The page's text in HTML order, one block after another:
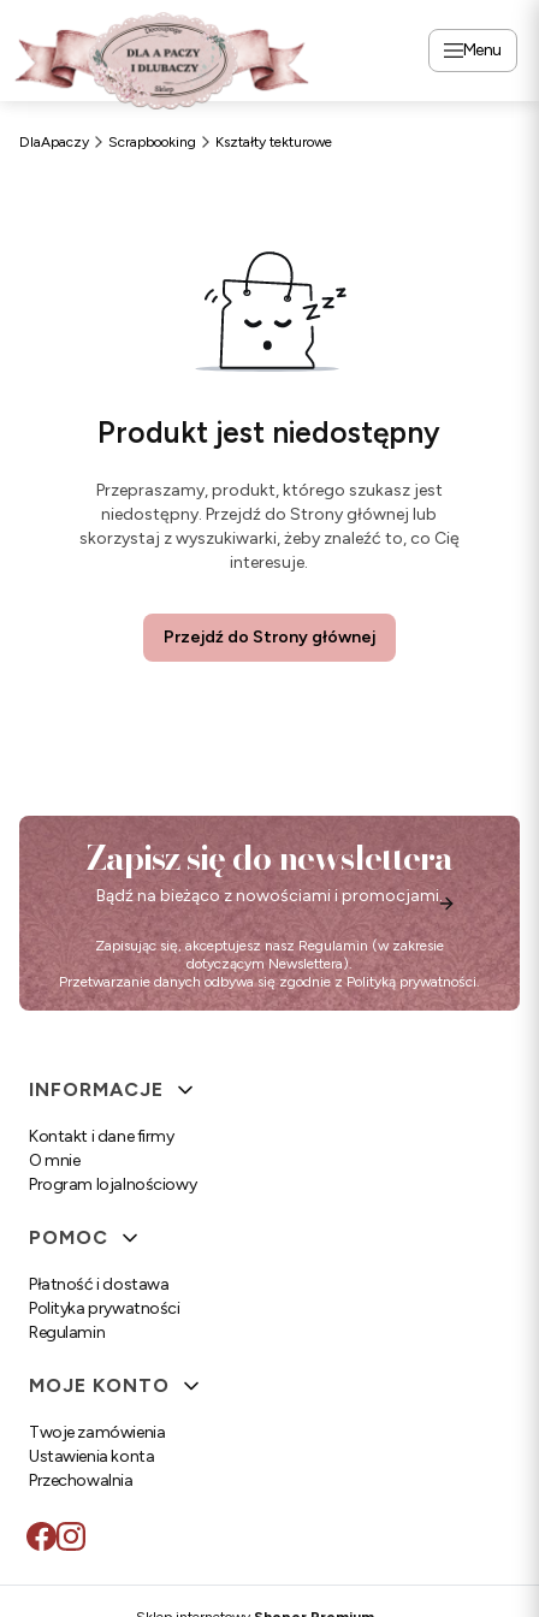
Menu
DlaApaczy Scrapbooking Kształty tekturowe
Produkt jest niedostępny
Przepraszamy, produkt, którego szukasz jest
niedostępny. Przejdź do Strony głównej lub
skorzystaj z wyszukiwarki, żeby znaleźć to, co Cię
interesuje.
Przejdź do Strony głównej
Zapisz się do newslettera
Bądź na bieżąco z nowościami i promocjami.
Zapisując się, akceptujesz nasz Regulamin (w zakresie
dotyczącym Newslettera).
Przetwarzanie danych odbywa się zgodnie z Polityką prywatności.
Linki w stopce
INFORMACJE
Kontakt i dane firmy
O mnie
Program lojalnościowy
POMOC
Płatność i dostawa
Polityka prywatności
Regulamin
MOJE KONTO
Twoje zamówienia
Ustawienia konta
Przechowalnia